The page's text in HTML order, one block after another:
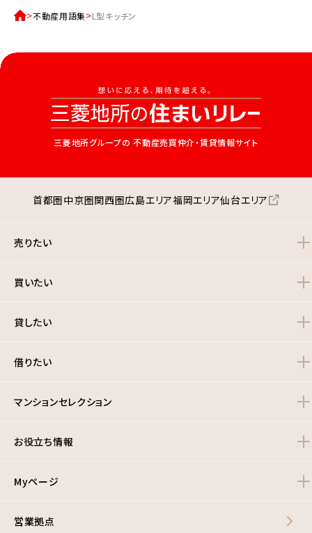
不動産用語集 L型キッチン
三菱地所グループの 不動産売買仲介・賃貸情報サイト
首都圏中京圏関西圏広島エリア福岡エリア仙台エリア
売りたい
買いたい
貸したい
借りたい
マンションセレクション
お役立ち情報
Myページ
営業拠点